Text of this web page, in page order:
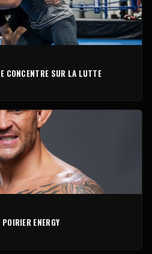
CONCENTRE SUR LA LUTTE
ENERGY